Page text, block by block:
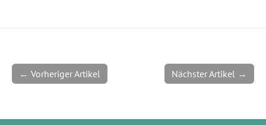
Nächster Artikel →
← Vorheriger Artikel